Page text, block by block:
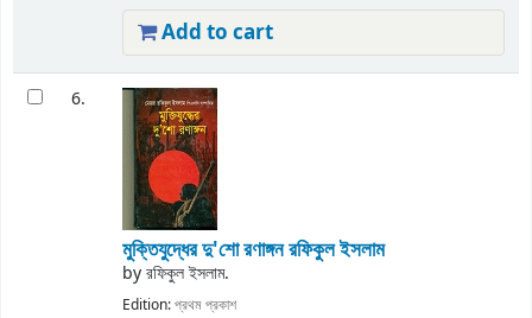
Add to cart
6.
মুক্তিযুদ্ধের দু'শো রণাঙ্গনরফিকুল ইসলাম
byরফিকুল ইসলাম.
Edition:প্রথম প্রকাশ